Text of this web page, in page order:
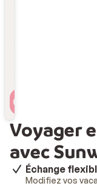
Voyager
avec
Échange
Modifiez vos